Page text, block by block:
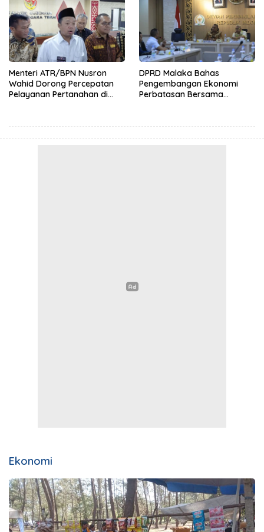
Menteri ATR/BPN Nusron
Wahid Dorong Percepatan
Pelayanan Pertanahan di
DPRD Malaka Bahas
Pengembangan Ekonomi
Perbatasan Bersama
Ekonomi